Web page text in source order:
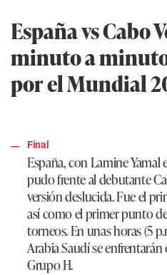
España vs Cabo
minuto a
por el Mundial
Final
España, con Lamine
pudo frente al debutante
versión deslucida. Fue el
así como el primer punto
torneos. En unas horas (5
Arabia Saudí se enfrentarán
Grupo H.